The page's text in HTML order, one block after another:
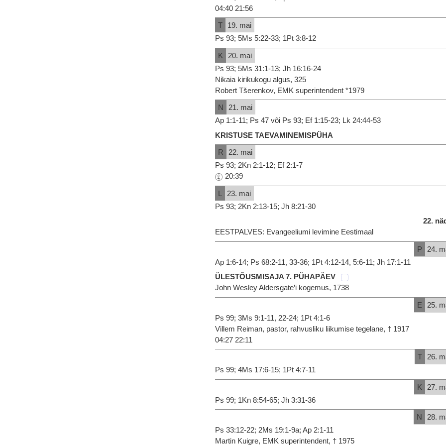
04:40 21:56
T
19. mai
Ps 93; 5Ms 5:22-33; 1Pt 3:8-12
K
20. mai
Ps 93; 5Ms 31:1-13; Jh 16:16-24
Nikaia kirikukogu algus, 325
Robert Tšerenkov, EMK superintendent *1979
N
21. mai
Ap 1:1-11; Ps 47 või Ps 93; Ef 1:15-23; Lk 24:44-53
KRISTUSE TAEVAMINEMISPÜHA
R
22. mai
Ps 93; 2Kn 2:1-12; Ef 2:1-7
20:39
L
23. mai
Ps 93; 2Kn 2:13-15; Jh 8:21-30
22.
EESTPALVES: Evangeeliumi levimine Eestimaal
P
24.
Ap 1:6-14; Ps 68:2-11, 33-36; 1Pt 4:12-14, 5:6-11; Jh 17:1-11
ÜLESTÕUSMISAJA 7. PÜHAPÄEV
John Wesley Aldersgate’i kogemus, 1738
E
25.
Ps 99; 3Ms 9:1-11, 22-24; 1Pt 4:1-6
Villem Reiman, pastor, rahvusliku liikumise tegelane, † 1917
04:27 22:11
T
26.
Ps 99; 4Ms 17:6-15; 1Pt 4:7-11
K
27.
Ps 99; 1Kn 8:54-65; Jh 3:31-36
N
28.
Ps 33:12-22; 2Ms 19:1-9a; Ap 2:1-11
Martin Kuigre, EMK superintendent, † 1975